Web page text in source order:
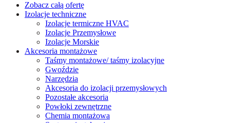
Zobacz całą ofertę
Izolacje techniczne
Izolacje termiczne HVAC
Izolacje Przemysłowe
Izolacje Morskie
Akcesoria montażowe
Taśmy montażowe/ taśmy izolacyjne
Gwoździe
Narzędzia
Akcesoria do izolacji przemysłowych
Pozostałe akcesoria
Powłoki zewnętrzne
Chemia montażowa